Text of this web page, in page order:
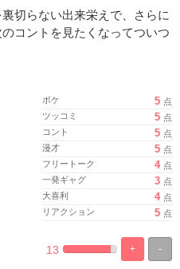
切らない出来栄えで、さらに
コントを見たくなってついつ
ボケ 5 点
ツッコミ
5 点
コント
5 点
漫才
5 点
フリートーク
4 点
一発ギャグ
3 点
大喜利
4 点
リアクション
5 点
-
+
%
100%
13